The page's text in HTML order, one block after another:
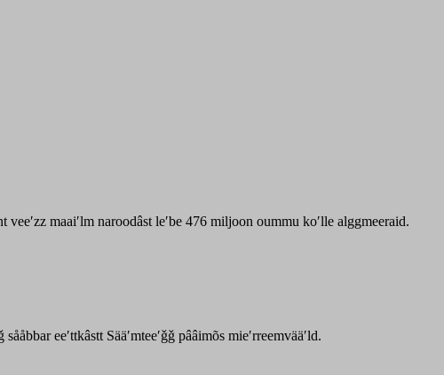
veeʹzz maaiʹlm naroodâst leʹbe 476 miljoon oummu koʹlle alggmeeraid.
eeʹttkâstt Sääʹmteeʹǧǧ pââimõs mieʹrreemvääʹld.